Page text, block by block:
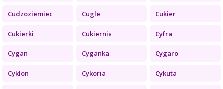
Cudzoziemiec Cugle Cukier
Cukierki Cukiernia Cyfra
Cygan Cyganka Cygaro
Cyklon Cykoria Cykuta